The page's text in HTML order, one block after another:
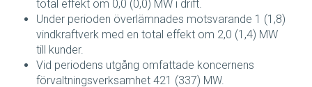
total effekt om 0,0 (0,0) MW i drift.
Under perioden överlämnades motsvarande 1 (1,8)
vindkraftverk med en total effekt om 2,0 (1,4) MW
till kunder.
Vid periodens utgång omfattade koncernens
förvaltningsverksamhet 421 (337) MW.